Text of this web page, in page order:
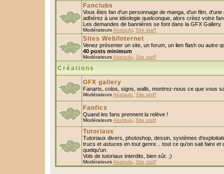
Fanclubs
Vous êtes fan d'un personnage de manga, d'un film,
adhérez à une idéologie quelconque, alors créez votre
Les demandes de bannières se font dans la GFX Gallery.
ModérateursAkatsuki Site staff
Sites Web/Internet
Venez présenter un site, un forum, un lien flash ou autre
40 posts minimum
ModérateursAkatsuki Site staff
Créations
GFX gallery
Fanarts, colos, signs, walls, montrez-nous ce que vous
ModérateursAkatsuki Site staff
Fanfics
Quand les fans prennent la relève !
ModérateursAkatsuki Site staff
Tutoriaux
Tutoriaux divers, photoshop, dessin, systèmes
trucs et astuces en tout genre... tout ce qu'on sait faire et
quelqu'un.
Vols de tutoriaux interdits, bien sûr. ;)
ModérateursAkatsuki Site staff